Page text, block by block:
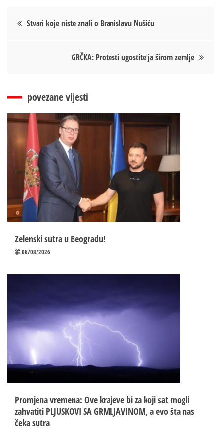
Кретање
Stvari koje niste znali o Branislavu Nušiću
GRČKA: Protesti ugostitelja širom zemlje
povezane vijesti
Zelenski sutra u Beogradu!
06/08/2026
Promjena vremena: Ove krajeve bi za koji sat mogli
zahvatiti PLJUSKOVI SA GRMLJAVINOM, a evo šta nas
čeka sutra